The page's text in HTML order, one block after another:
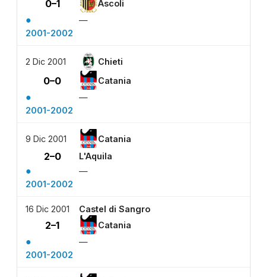
0–1 Ascoli
●
—
2001-2002
2 Dic 2001 Chieti
0–0 Catania
●
—
2001-2002
9 Dic 2001 Catania
2–0 L'Aquila
●
—
2001-2002
16 Dic 2001 Castel di Sangro
2–1 Catania
●
—
2001-2002